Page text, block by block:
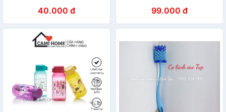
Nguyên Sinh40.000 đ
thang đo dung tích dễ dàng
vệ sinh [có bán lẻ]
99.000 đ